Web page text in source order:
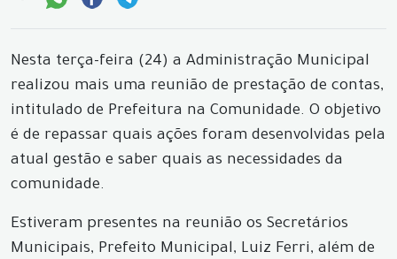
Nesta terça-feira (24) a Administração Municipal
realizou mais uma reunião de prestação de contas,
intitulado de Prefeitura na Comunidade. O objetivo
é de repassar quais ações foram desenvolvidas pela
atual gestão e saber quais as necessidades da
comunidade.
Estiveram presentes na reunião os Secretários
Municipais, Prefeito Municipal, Luiz Ferri, além de